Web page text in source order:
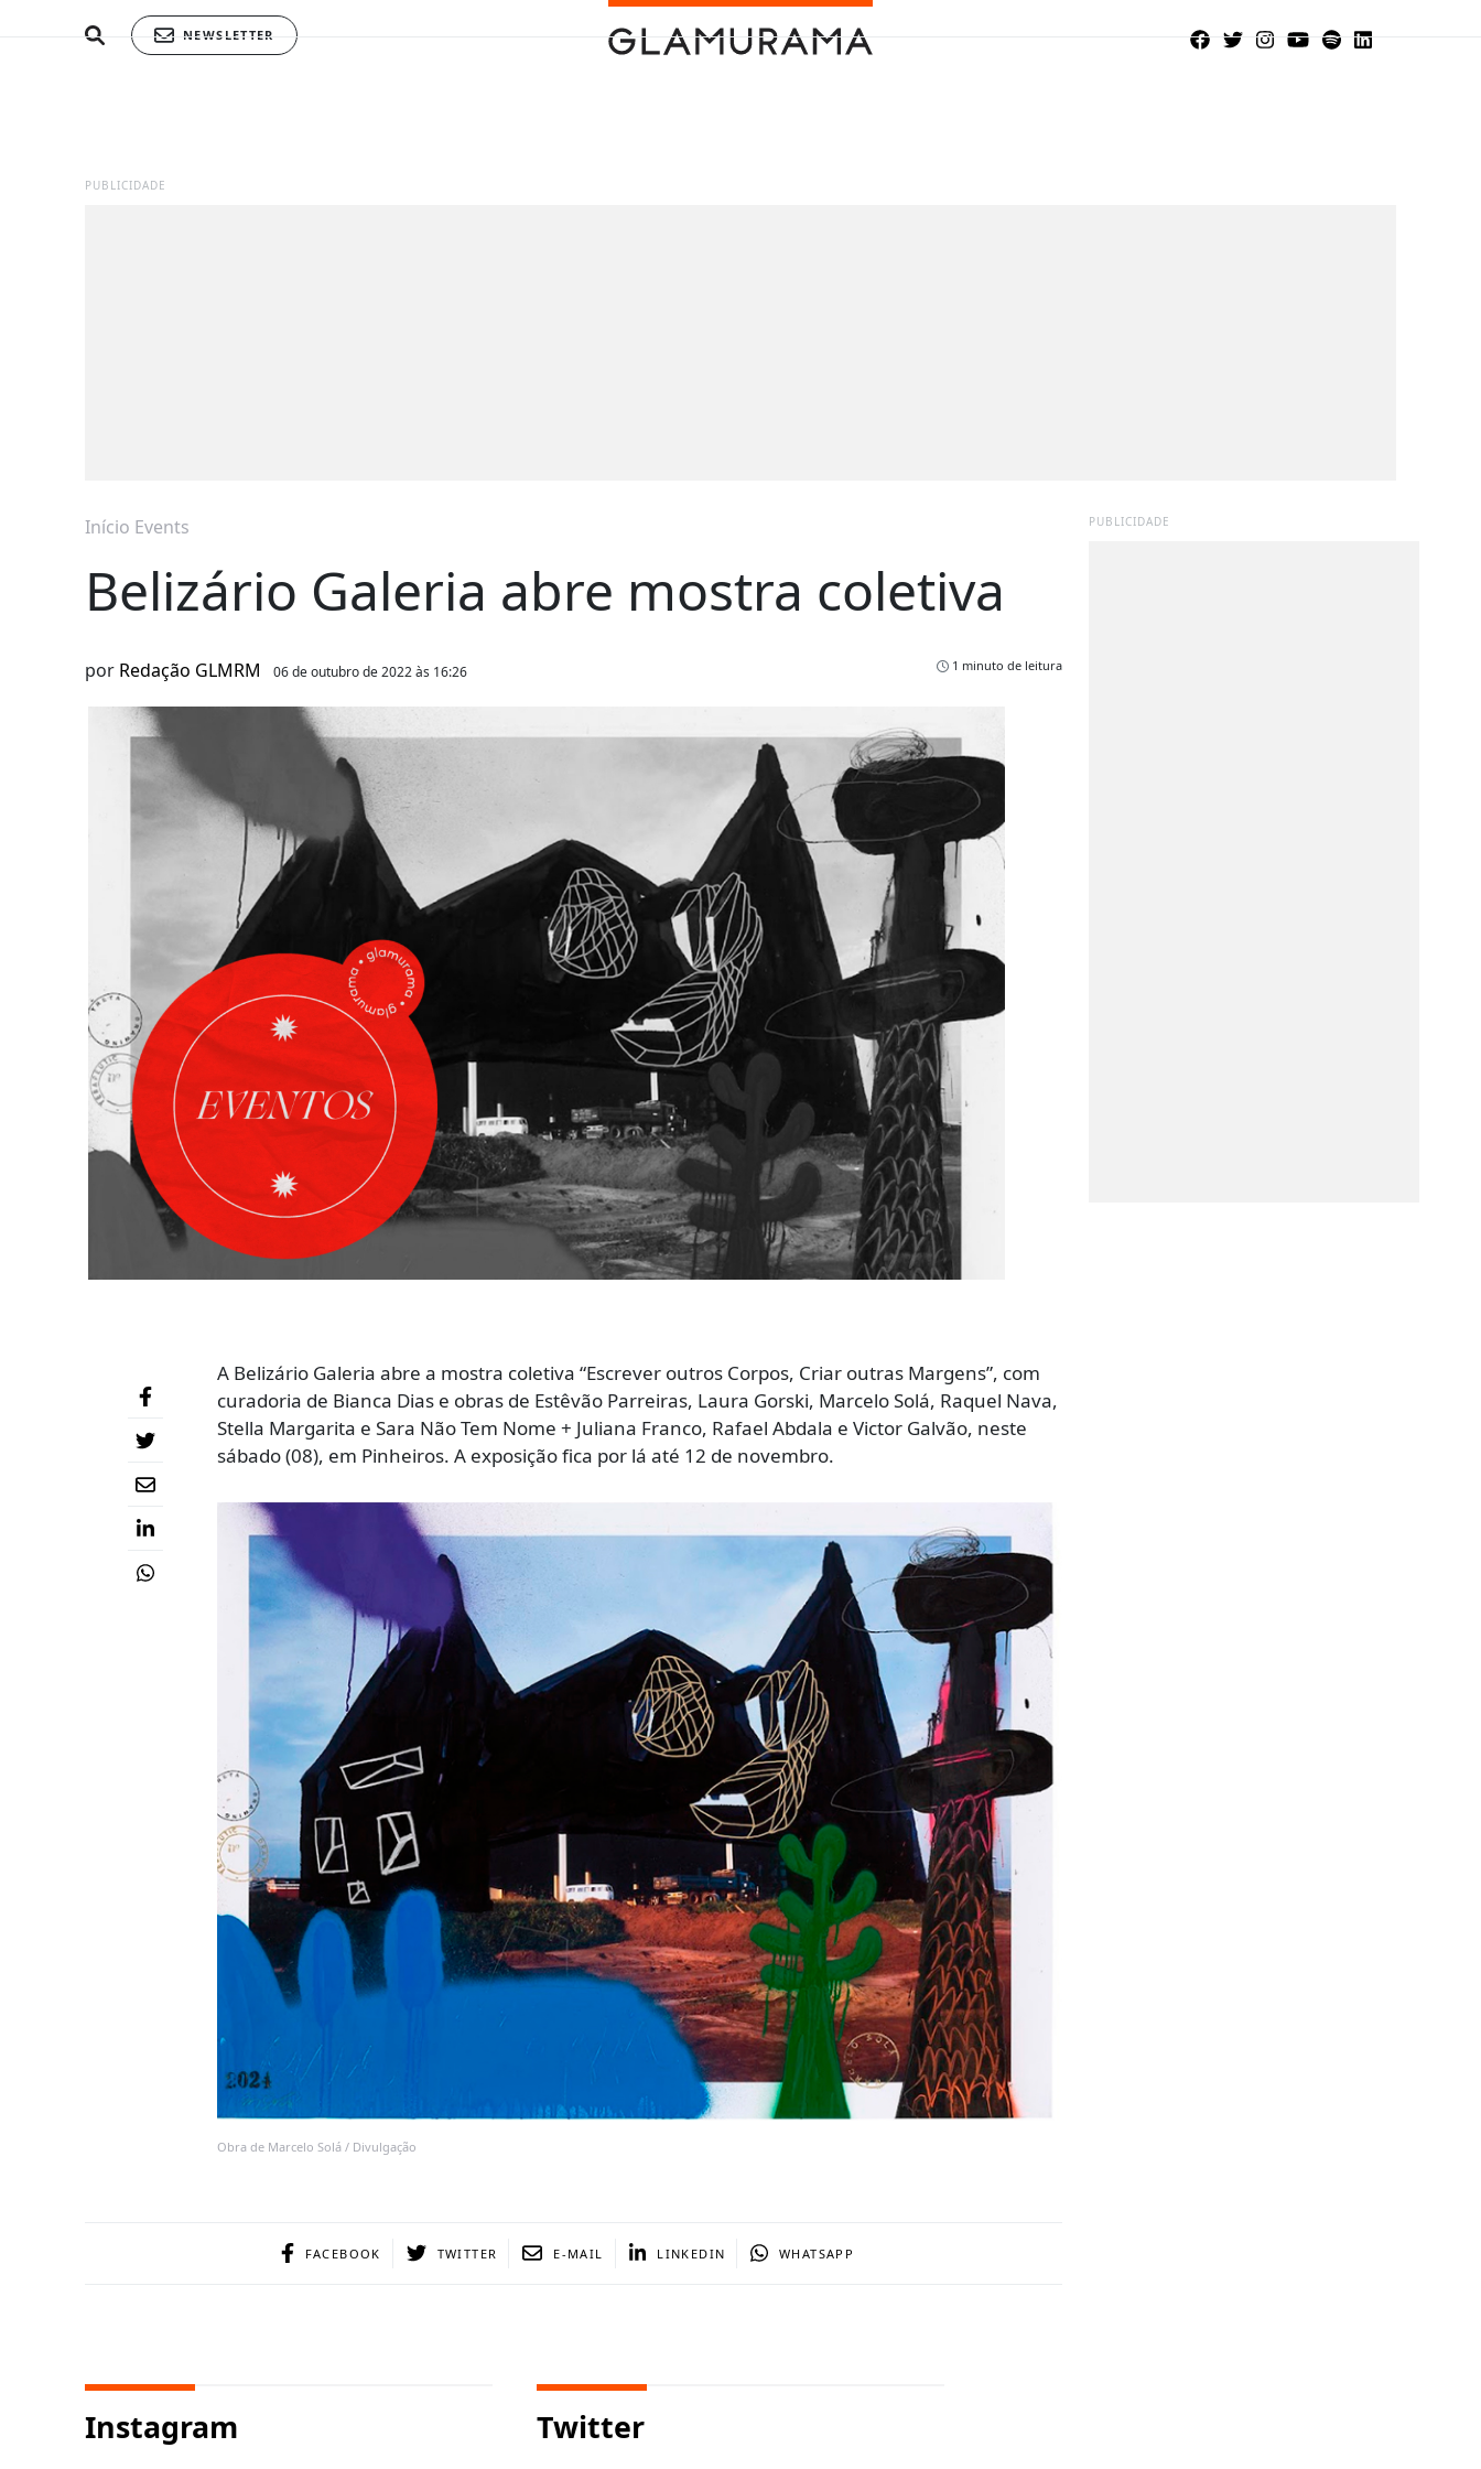
NEWSLETTER
PUBLICIDADE
Início Events
Belizário Galeria abre mostra coletiva
por Redação GLMRM 06 de outubro de 2022 às 16:26 1 minuto de leitura
A Belizário Galeria abre a mostra coletiva “Escrever outros Corpos, Criar outras Margens”, com
curadoria de Bianca Dias e obras de Estêvão Parreiras, Laura Gorski, Marcelo Solá, Raquel Nava,
Stella Margarita e Sara Não Tem Nome + Juliana Franco, Rafael Abdala e Victor Galvão, neste
sábado (08), em Pinheiros. A exposição fica por lá até 12 de novembro.
Obra de Marcelo Solá / Divulgação
FACEBOOK TWITTER E-MAIL LINKEDIN WHATSAPP
PUBLICIDADE
Instagram Twitter